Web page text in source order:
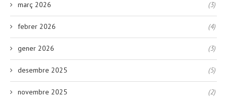
març 2026 (3)
febrer 2026 (4)
gener 2026 (3)
desembre 2025 (5)
novembre 2025 (2)